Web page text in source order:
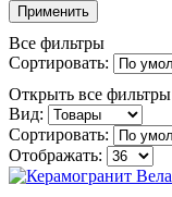
Применить
Все фильтры
Сортировать:
Открыть все фильтры
Вид:
Сортировать:
Отображать: